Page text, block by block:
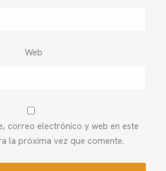
Web
correo electrónico y web en este
la próxima vez que comente.